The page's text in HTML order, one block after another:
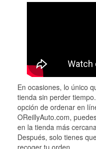
En ocasiones, lo único
tienda sin perder
opción de ordenar en
OReillyAuto.com,
en la tienda más
Después, solo tienes
recoger tu orden.